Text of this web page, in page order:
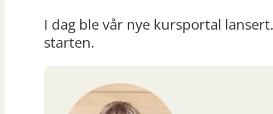
I dag ble vår nye kursportal
starten.